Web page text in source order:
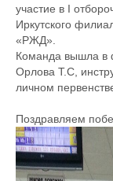
участие в I
Иркутского
«РЖД».
Команда вышла в
Орлова Т.С,
личном
Поздравляем